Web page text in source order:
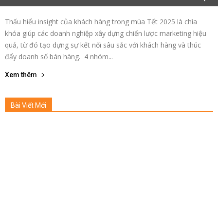
Thấu hiểu insight của khách hàng trong mùa Tết 2025 là chìa
khóa giúp các doanh nghiệp xây dựng chiến lược marketing hiệu
quả, từ đó tạo dựng sự kết nối sâu sắc với khách hàng và thúc
đẩy doanh số bán hàng. 4 nhóm...
Xem thêm
Bài Viết Mới